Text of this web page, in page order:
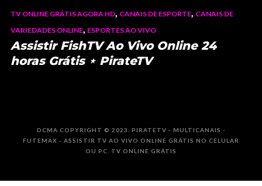
TV ONLINE GRÁTIS AGORA HD, CANAIS DE ESPORTE, CANAIS DE
VARIEDADES ONLINE, ESPORTES AO VIVO
Assistir FishTV Ao Vivo Online 24
horas Grátis ⋆ PirateTV
DCMA COPYRIGHT © 2023. PIRATETV - MULTICANAIS -
FUTEMAX - ASSISTIR TV AO VIVO ONLINE GRÁTIS NO CELULAR
OU PC. TV ONLINE GRÁTIS